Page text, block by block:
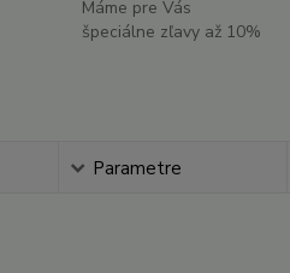
Máme pre Vás
špeciálne zľavy až 10%
Parametre